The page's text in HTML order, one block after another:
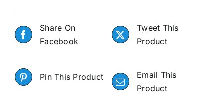
Share On
Facebook
Tweet This
Product
Pin This Product
Email This
Product